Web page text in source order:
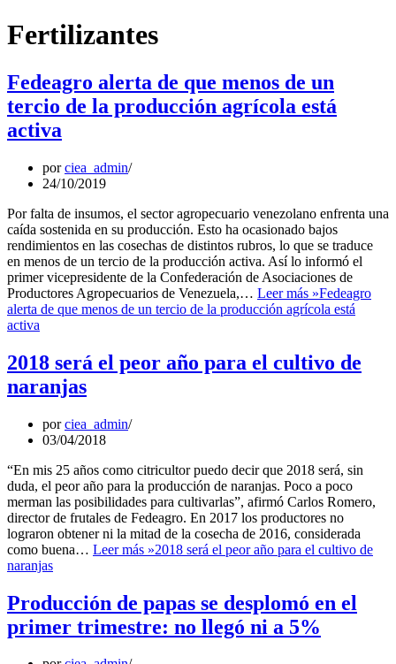
Fertilizantes
Fedeagro alerta de que menos de un
tercio de la producción agrícola está
activa
porciea_admin
24/10/2019
Por falta de insumos, el sector agropecuario venezolano enfrenta una
caída sostenida en su producción. Esto ha ocasionado bajos
rendimientos en las cosechas de distintos rubros, lo que se traduce
en menos de un tercio de la producción activa. Así lo informó el
primer vicepresidente de la Confederación de Asociaciones de
Productores Agropecuarios de Venezuela,… Leer más »Fedeagro
alerta de que menos de un tercio de la producción agrícola está
activa
2018 será el peor año para el cultivo de
naranjas
porciea_admin
03/04/2018
“En mis 25 años como citricultor puedo decir que 2018 será, sin
duda, el peor año para la producción de naranjas. Poco a poco
merman las posibilidades para cultivarlas”, afirmó Carlos Romero,
director de frutales de Fedeagro. En 2017 los productores no
lograron obtener ni la mitad de la cosecha de 2016, considerada
como buena… Leer más »2018 será el peor año para el cultivo de
naranjas
Producción de papas se desplomó en el
primer trimestre: no llegó ni a 5%